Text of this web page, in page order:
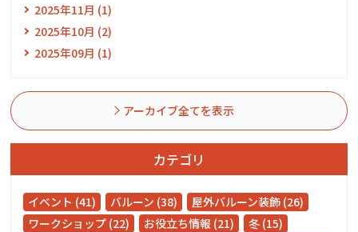
2025年11月 (1)
2025年10月 (2)
2025年09月 (1)
アーカイブ全てを表示
カテゴリ
イベント (41) バルーン (38)
屋外バルーン装飾 (26)
ワークショップ (22)
お役立ち情報 (21)
冬 (15)